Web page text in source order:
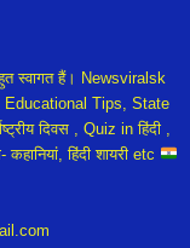
स्वागत हैं। Newsviralsk
Educational Tips, State
दिवस , Quiz in हिंदी ,
हिंदी शायरी etc